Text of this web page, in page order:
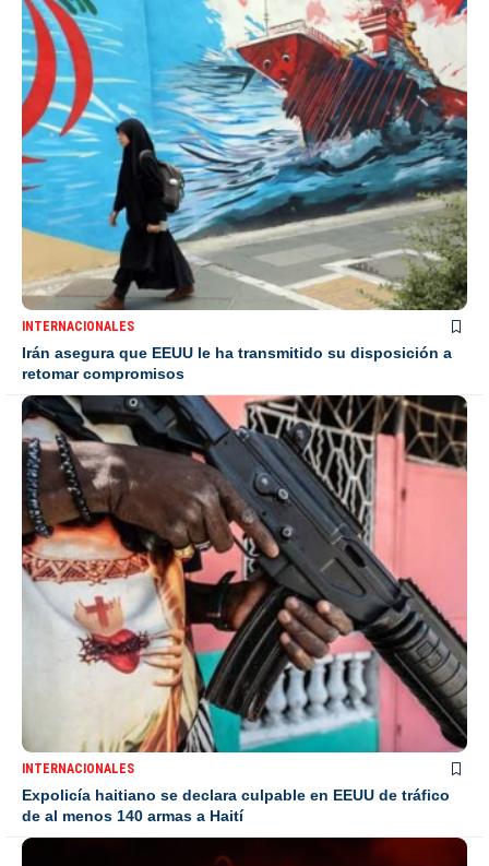
INTERNACIONALES
Irán asegura que EEUU le ha transmitido su disposición a
retomar compromisos
INTERNACIONALES
Expolicía haitiano se declara culpable en EEUU de tráfico
de al menos 140 armas a Haití